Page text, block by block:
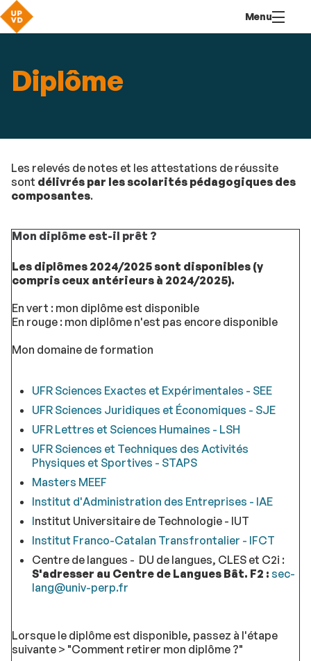
contenu
Menu
Diplôme
Les relevés de notes et les attestations de réussite
sont délivrés par les scolarités pédagogiques des
composantes.
Mon diplôme est-il prêt ?
Les diplômes 2024/2025 sont disponibles (y
compris ceux antérieurs à 2024/2025).
En vert : mon diplôme est disponible
En rouge : mon diplôme n'est pas encore disponible
Mon domaine de formation
UFR Sciences Exactes et Expérimentales - SEE
UFR Sciences Juridiques et Économiques - SJE
UFR Lettres et Sciences Humaines - LSH
UFR Sciences et Techniques des Activités
Physiques et Sportives - STAPS
Masters MEEF
Institut d'Administration des Entreprises - IAE
Institut Universitaire de Technologie - IUT
Institut Franco-Catalan Transfrontalier - IFCT
Centre de langues - DU de langues, CLES et C2i :
S'adresser au Centre de Langues Bât. F2 : sec-
lang@univ-perp.fr
Lorsque le diplôme est disponible, passez à l'étape
suivante > "Comment retirer mon diplôme ?"